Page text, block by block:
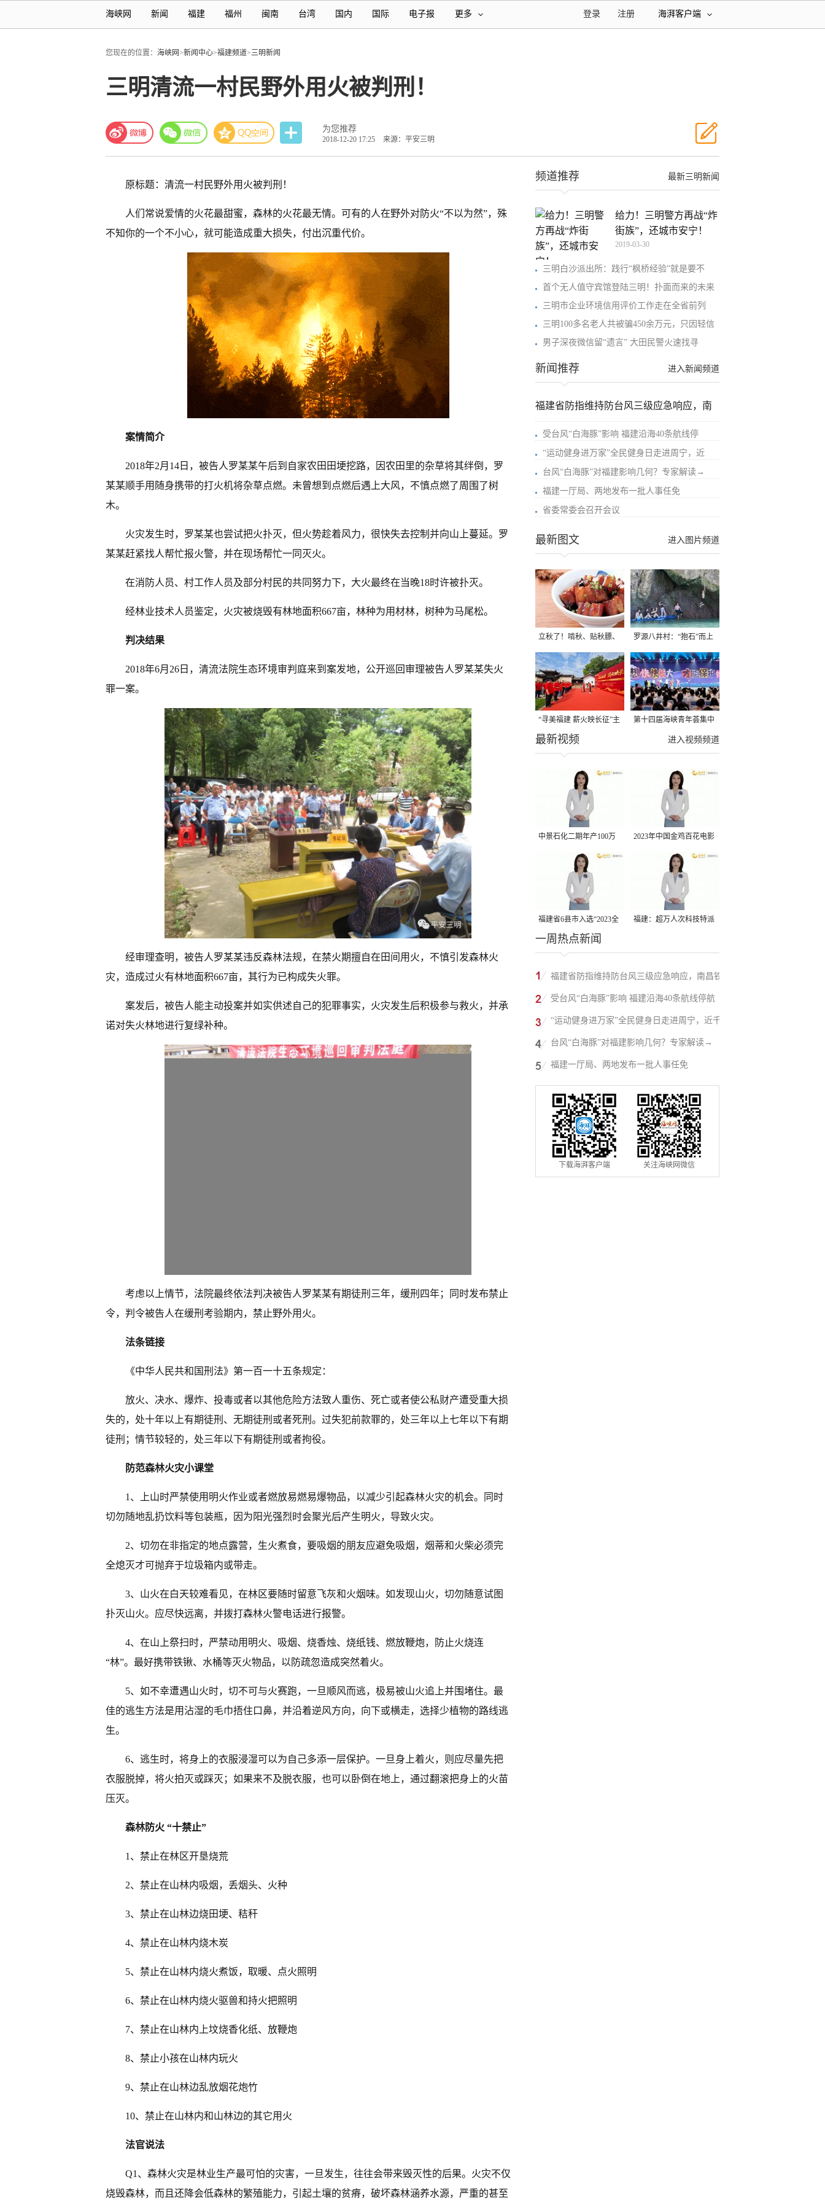
海峡网 新闻 福建 福州 闽南 台湾 国内 国际 电子报 更多 海湃客户端
注册
登录
您现在的位置： 海峡网>新闻中心>福建频道>三明新闻
三明清流一村民野外用火被判刑！
为您推荐
2018-12-20 17:25 来源：平安三明
原标题：清流一村民野外用火被判刑！
人们常说爱情的火花最甜蜜，森林的火花最无情。可有的人在野外对防火“不以为然”，殊
不知你的一个不小心，就可能造成重大损失，付出沉重代价。
案情简介
2018年2月14日，被告人罗某某午后到自家农田田埂挖路，因农田里的杂草将其绊倒，罗
某某顺手用随身携带的打火机将杂草点燃。未曾想到点燃后遇上大风，不慎点燃了周围了树
木。
火灾发生时，罗某某也尝试把火扑灭，但火势趁着风力，很快失去控制并向山上蔓延。罗
某某赶紧找人帮忙报火警，并在现场帮忙一同灭火。
在消防人员、村工作人员及部分村民的共同努力下，大火最终在当晚18时许被扑灭。
经林业技术人员鉴定，火灾被烧毁有林地面积667亩，林种为用材林，树种为马尾松。
判决结果
2018年6月26日，清流法院生态环境审判庭来到案发地，公开巡回审理被告人罗某某失火
罪一案。
经审理查明，被告人罗某某违反森林法规，在禁火期擅自在田间用火，不慎引发森林火
灾，造成过火有林地面积667亩，其行为已构成失火罪。
案发后，被告人能主动投案并如实供述自己的犯罪事实，火灾发生后积极参与救火，并承
诺对失火林地进行复绿补种。
考虑以上情节，法院最终依法判决被告人罗某某有期徒刑三年，缓刑四年；同时发布禁止
令，判令被告人在缓刑考验期内，禁止野外用火。
法条链接
《中华人民共和国刑法》第一百一十五条规定：
放火、决水、爆炸、投毒或者以其他危险方法致人重伤、死亡或者使公私财产遭受重大损
失的，处十年以上有期徒刑、无期徒刑或者死刑。过失犯前款罪的，处三年以上七年以下有期
徒刑；情节较轻的，处三年以下有期徒刑或者拘役。
防范森林火灾小课堂
1、上山时严禁使用明火作业或者燃放易燃易爆物品，以减少引起森林火灾的机会。同时
切勿随地乱扔饮料等包装瓶，因为阳光强烈时会聚光后产生明火，导致火灾。
2、切勿在非指定的地点露营，生火煮食，要吸烟的朋友应避免吸烟，烟蒂和火柴必须完
全熄灭才可抛弃于垃圾箱内或带走。
3、山火在白天较难看见，在林区要随时留意飞灰和火烟味。如发现山火，切勿随意试图
扑灭山火。应尽快远离，并拨打森林火警电话进行报警。
4、在山上祭扫时，严禁动用明火、吸烟、烧香烛、烧纸钱、燃放鞭炮，防止火烧连
“林”。最好携带铁锹、水桶等灭火物品，以防疏忽造成突然着火。
5、如不幸遭遇山火时，切不可与火赛跑，一旦顺风而逃，极易被山火追上并围堵住。最
佳的逃生方法是用沾湿的毛巾捂住口鼻，并沿着逆风方向，向下或横走，选择少植物的路线逃
生。
6、逃生时，将身上的衣服浸湿可以为自己多添一层保护。一旦身上着火，则应尽量先把
衣服脱掉，将火拍灭或踩灭；如果来不及脱衣服，也可以卧倒在地上，通过翻滚把身上的火苗
压灭。
森林防火 “十禁止”
1、禁止在林区开垦烧荒
2、禁止在山林内吸烟，丢烟头、火种
3、禁止在山林边烧田埂、秸秆
4、禁止在山林内烧木炭
5、禁止在山林内烧火煮饭，取暖、点火照明
6、禁止在山林内烧火驱兽和持火把照明
7、禁止在山林内上坟烧香化纸、放鞭炮
8、禁止小孩在山林内玩火
9、禁止在山林边乱放烟花炮竹
10、禁止在山林内和山林边的其它用火
法官说法
Q1、森林火灾是林业生产最可怕的灾害，一旦发生，往往会带来毁灭性的后果。火灾不仅
烧毁森林，而且还降会低森林的繁殖能力，引起土壤的贫瘠，破坏森林涵养水源，严重的甚至
最新三明新闻
频道推荐
给力！三明警方再战“炸
街族”，还城市安宁！
2019-03-30
三明白沙派出所：践行“枫桥经验”就是要不
首个无人值守宾馆登陆三明！扑面而来的未来
三明市企业环境信用评价工作走在全省前列
三明100多名老人共被骗450余万元，只因轻信
男子深夜微信留“遗言” 大田民警火速找寻
进入新闻频道
新闻推荐
福建省防指维持防台风三级应急响应，南
受台风“白海豚”影响 福建沿海40条航线停
“运动健身进万家”全民健身日走进周宁，近
台风“白海豚”对福建影响几何？专家解读→
福建一厅局、两地发布一批人事任免
省委常委会召开会议
进入图片频道
最新图文
立秋了！啃秋、贴秋膘、
晒秋，福建人这样过才够
味→
罗源八井村：“抱石”而上
“寻美福建 薪火映长征”主
题活动在龙岩长汀启动
第十四届海峡青年荟集中
阶段活动在福州举行
进入视频频道
最新视频
中景石化二期年产100万
吨丙烷脱氢项目建成中交
2023年中国金鸡百花电影
节有福电影巡展31日启动
福建省6县市入选“2023全
国县域发展潜力百强县”
福建：超万人次科技特派
一周热点新闻
福建省防指维持防台风三级应急响应，南昌铁
路停运部分旅客列车→
受台风“白海豚”影响 福建沿海40条航线停航
“运动健身进万家”全民健身日走进周宁，近千
人徒步云端
台风“白海豚”对福建影响几何？专家解读→
福建一厅局、两地发布一批人事任免
下载海湃客户端 关注海峡网微信